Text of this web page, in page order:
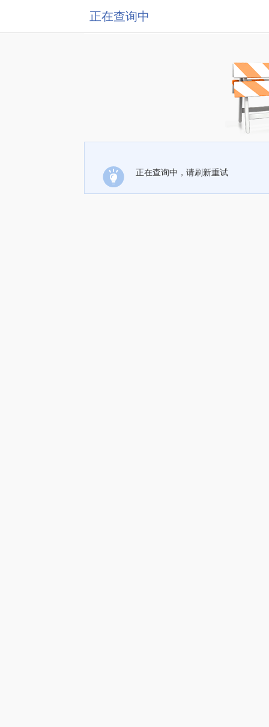
正在查询中
正在查询中，请刷新重试